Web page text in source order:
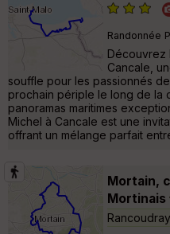
Randonnée
Découvrez
Cancale,
souffle pour les passionnés
prochain périple le long de la
panoramas maritimes
Michel à Cancale est une
offrant un mélange parfait
Mortain,
Mortinais
Rancoudray